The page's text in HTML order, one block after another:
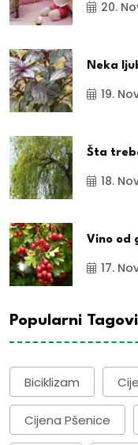
20.
Neka
19.
Šta
18.
Vino od
17.
Popularni Tagovi
Biciklizam
Cijena Pšenice